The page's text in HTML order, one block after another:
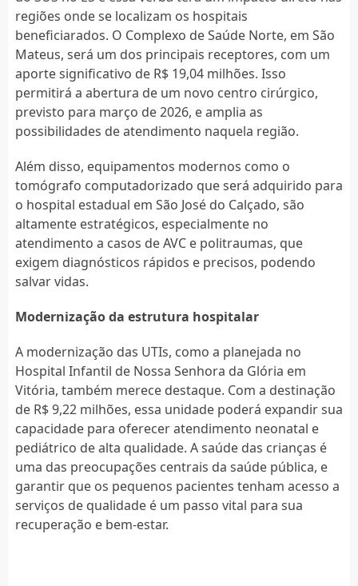
regiões onde se localizam os hospitais
beneficiarados. O Complexo de Saúde Norte, em São
Mateus, será um dos principais receptores, com um
aporte significativo de R$ 19,04 milhões. Isso
permitirá a abertura de um novo centro cirúrgico,
previsto para março de 2026, e amplia as
possibilidades de atendimento naquela região.
Além disso, equipamentos modernos como o
tomógrafo computadorizado que será adquirido para
o hospital estadual em São José do Calçado, são
altamente estratégicos, especialmente no
atendimento a casos de AVC e politraumas, que
exigem diagnósticos rápidos e precisos, podendo
salvar vidas.
Modernização da estrutura hospitalar
A modernização das UTIs, como a planejada no
Hospital Infantil de Nossa Senhora da Glória em
Vitória, também merece destaque. Com a destinação
de R$ 9,22 milhões, essa unidade poderá expandir sua
capacidade para oferecer atendimento neonatal e
pediátrico de alta qualidade. A saúde das crianças é
uma das preocupações centrais da saúde pública, e
garantir que os pequenos pacientes tenham acesso a
serviços de qualidade é um passo vital para sua
recuperação e bem-estar.